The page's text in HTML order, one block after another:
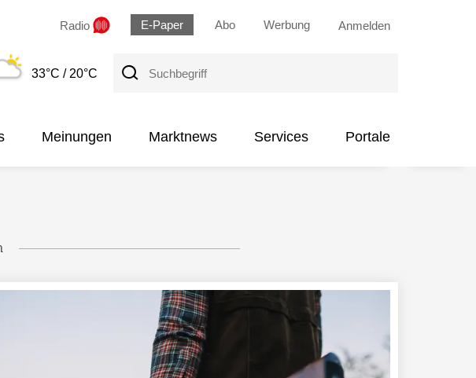
Radio E-Paper Abo Werbung Anmelden
33°C / 20°C
Suchbegriff
Meinungen Marktnews Services Portale